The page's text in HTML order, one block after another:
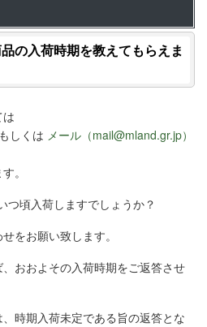
の入荷時期を教えてもらえま
もしくは メール（mail@mland.gr.jp）
。
頃入荷しますでしょうか？
をお願い致します。
おおよその入荷時期をご返答させ
時期入荷未定である旨の返答とな